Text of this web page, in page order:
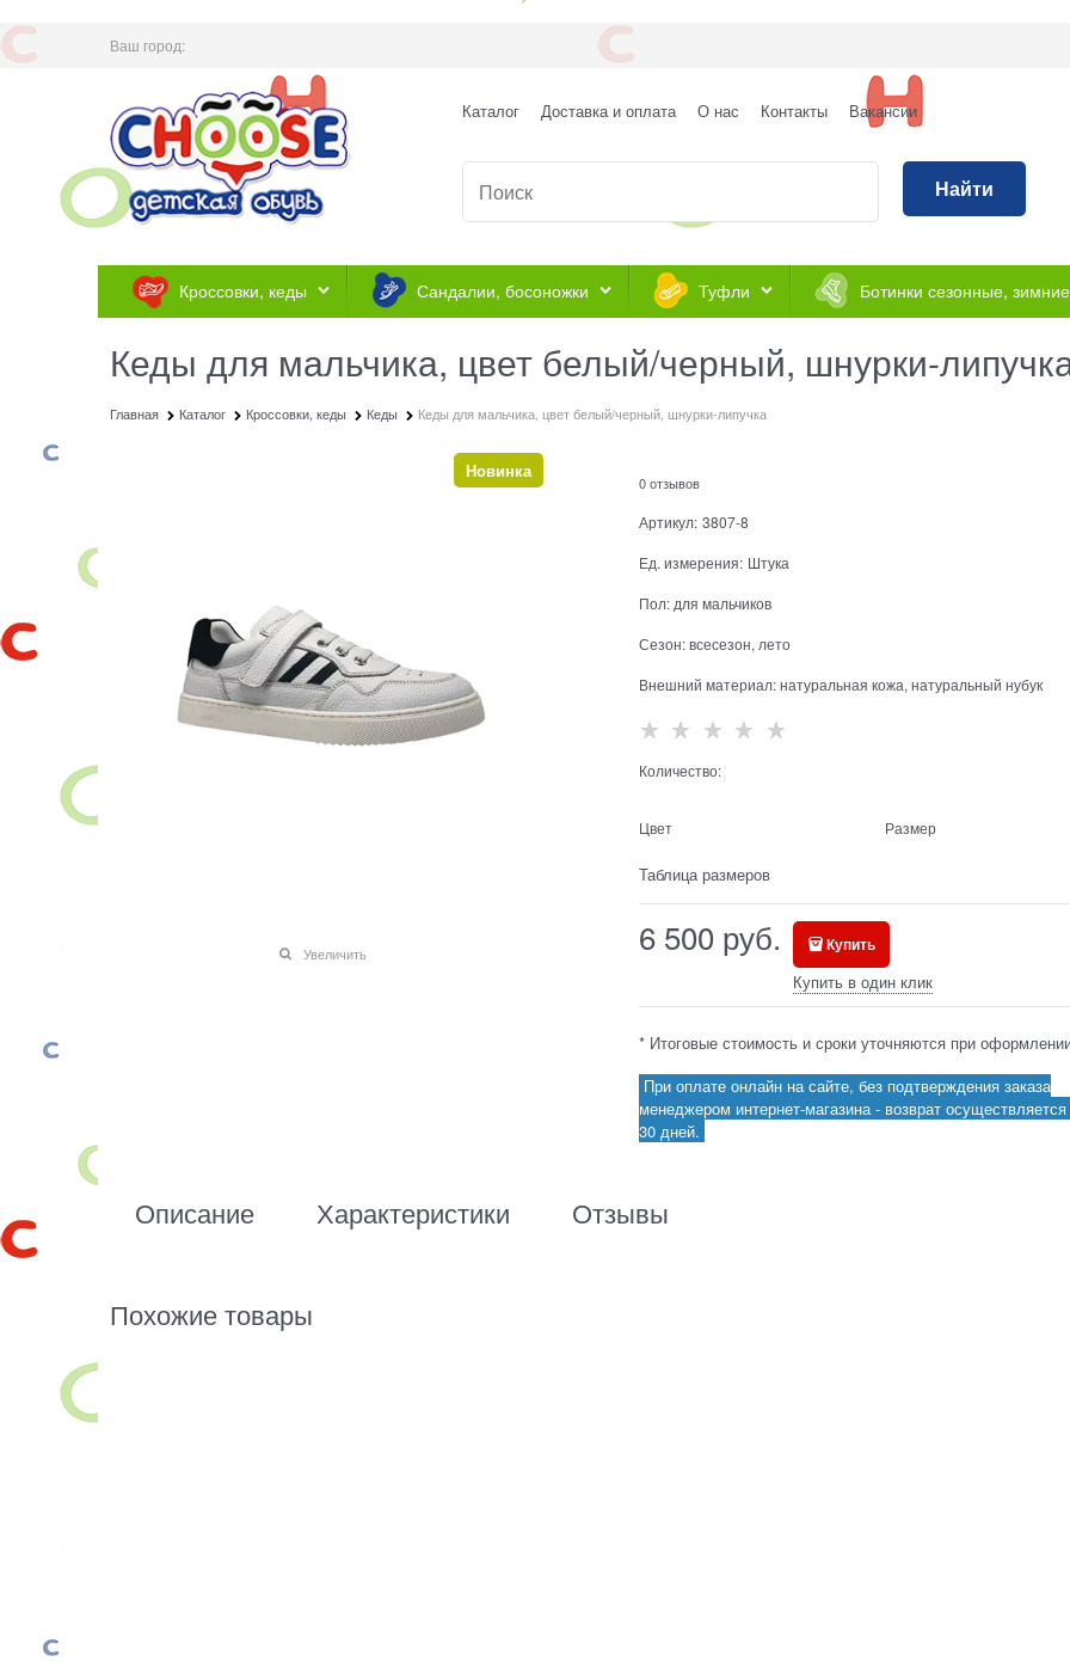
Ваш город:
Каталог Доставка и оплата О нас Контакты Вакансии
Найти
Кроссовки, кеды Сандалии, босоножки Туфли Ботинки сезонные, зимние
Кеды для мальчика, цвет белый/черный, шнурки-
Главная Каталог Кроссовки, кеды Кеды Кеды для мальчика, цвет белый/черный, шнурки-липучка
Новинка
Увеличить
0 отзывов
Артикул: 3807-8
Ед. измерения: Штука
Пол: для мальчиков
Сезон:всесезон, лето
Внешний материал:натуральная кожа, натуральный нубук
Количество:
Цвет Размер
Таблица размеров
6 500 руб. Купить
Купить в один клик
* Итоговые стоимость и сроки уточняются при
При оплате онлайн на сайте, без подтверждения заказа
менеджером интернет-магазина - возврат
30 дней.
Описание Характеристики Отзывы
Похожие товары